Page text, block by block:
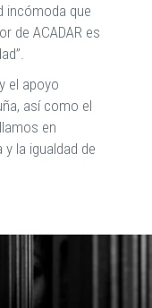
incómoda que
de ACADAR es
el apoyo
así como el
en
la igualdad de